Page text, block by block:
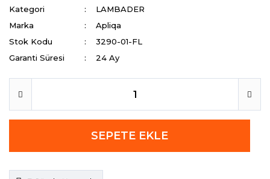
Kategori
LAMBADER
Marka
Apliqa
Stok Kodu
3290-01-FL
Garanti Süresi
24 Ay
SEPETE EKLE